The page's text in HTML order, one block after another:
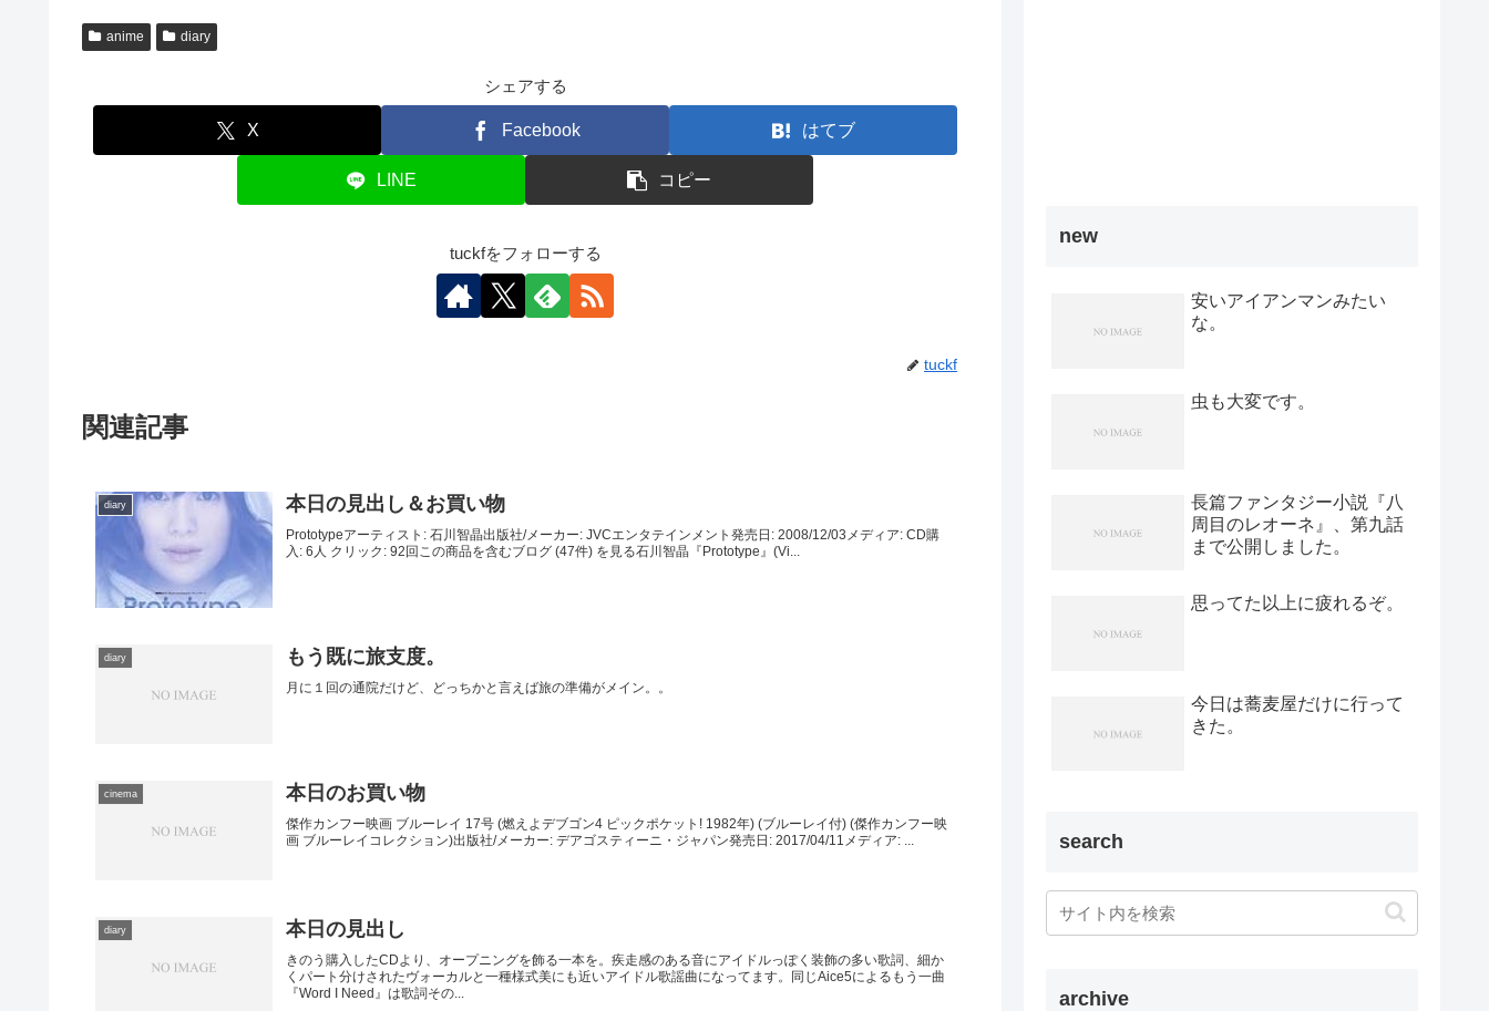
anime diary
シェアする
X Facebook はてブ
LINE コピー
tuckfをフォローする
tuckf
関連記事
diary 本日の見出し＆お買い物
Prototypeアーティスト: 石川智晶出版社/メーカー: JVCエンタテインメント発売日: 2008/12/03メディア: CD購
入: 6人 クリック: 92回この商品を含むブログ (47件) を見る石川智晶『Prototype』(Vi...
diary もう既に旅支度。
月に１回の通院だけど、どっちかと言えば旅の準備がメイン。。
cinema 本日のお買い物
傑作カンフー映画 ブルーレイ 17号 (燃えよデブゴン4 ピックポケット! 1982年) (ブルーレイ付) (傑作カンフー映
画 ブルーレイコレクション)出版社/メーカー: デアゴスティーニ・ジャパン発売日: 2017/04/11メディア: ...
diary 本日の見出し
きのう購入したCDより、オープニングを飾る一本を。疾走感のある音にアイドルっぽく装飾の多い歌詞、細か
くパート分けされたヴォーカルと一種様式美にも近いアイドル歌謡曲になってます。同じAice5によるもう一曲
『Word I Need』は歌詞その...
new
安いアイアンマンみたい
な。
虫も大変です。
長篇ファンタジー小説『八
周目のレオーネ』、第九話
まで公開しました。
思ってた以上に疲れるぞ。
今日は蕎麦屋だけに行って
きた。
search
archive